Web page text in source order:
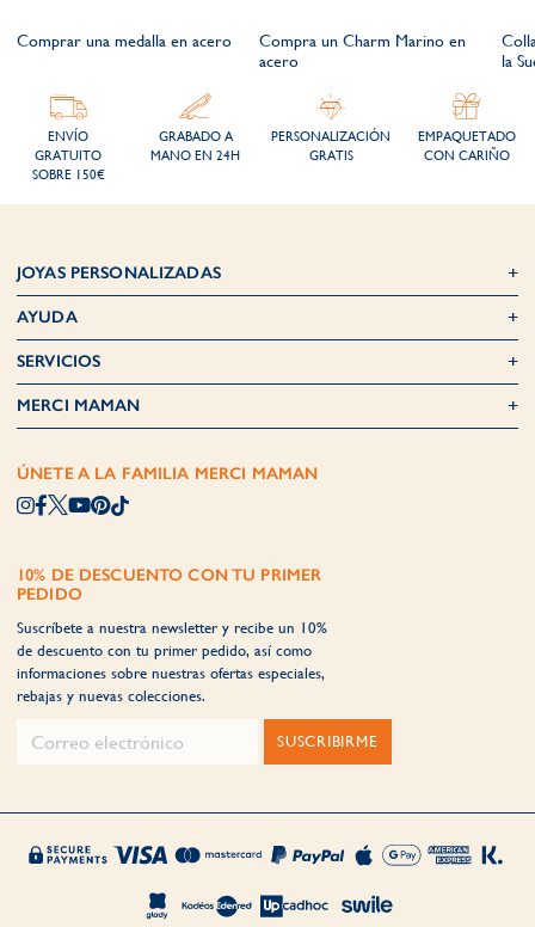
Comprar una medalla en acero
Compra un Charm Marino en
acero
la
ENVÍO
GRATUITO
SOBRE 150€
GRABADO A
MANO EN 24H
PERSONALIZACIÓN
GRATIS
EMPAQUETADO
CON CARIÑO
JOYAS PERSONALIZADAS
AYUDA
SERVICIOS
MERCI MAMAN
ÚNETE A LA FAMILIA MERCI MAMAN
10% DE DESCUENTO CON TU PRIMER
PEDIDO
Suscríbete a nuestra newsletter y recibe un 10%
de descuento con tu primer pedido, así como
informaciones sobre nuestras ofertas especiales,
rebajas y nuevas colecciones.
SUSCRIBIRME